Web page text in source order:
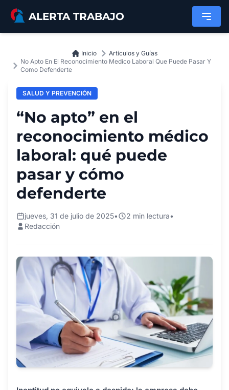
Saltar al contenido principal
ALERTA TRABAJO
Inicio
Artículos y Guías
No Apto En El Reconocimiento Medico Laboral Que Puede Pasar Y
Como Defenderte
SALUD Y PREVENCIÓN
“No apto” en el
reconocimiento médico
laboral: qué puede
pasar y cómo
defenderte
jueves, 31 de julio de 2025• 2 min lectura•
Redacción